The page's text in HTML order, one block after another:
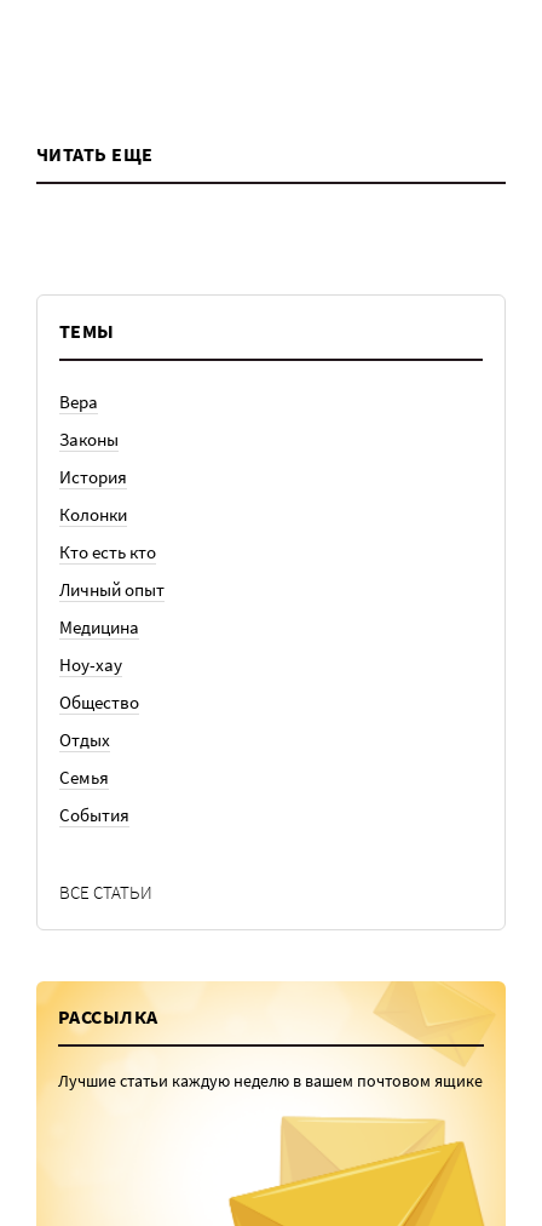
ЧИТАТЬ ЕЩЕ
ТЕМЫ
Вера
Законы
История
Колонки
Кто есть кто
Личный опыт
Медицина
Ноу-хау
Общество
Отдых
Семья
События
ВСЕ СТАТЬИ
РАССЫЛКА
Лучшие статьи каждую неделю в вашем почтовом ящике